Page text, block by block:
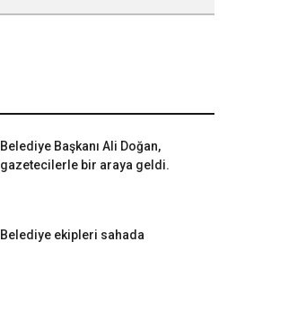
Belediye Başkanı Ali Doğan,
gazetecilerle bir araya geldi.
Belediye ekipleri sahada